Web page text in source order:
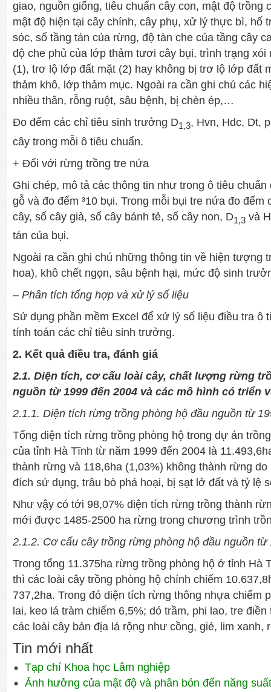
giao, nguồn giống, tiêu chuẩn cây con, mật độ trồng
mật độ hiện tại cây chính, cây phụ, xử lý thực bì, hố
sóc, số tầng tán của rừng, độ tàn che của tầng cây
độ che phủ của lớp thảm tươi cây bụi, trình trạng xói
(1), trơ lộ lớp đất mặt (2) hay không bị trơ lộ lớp đất
thảm khô, lớp thảm mục. Ngoài ra cần ghi chú các
nhiều thân, rỗng ruột, sâu bệnh, bị chèn ép,…
Đo đếm các chỉ tiêu sinh trưởng D1,3, Hvn, Hdc, Dt,
cây trong mỗi ô tiêu chuẩn.
+ Đối với rừng trồng tre nứa
Ghi chép, mô tả các thông tin như trong ô tiêu
gỗ và đo đếm ³10 bụi. Trong mỗi bụi tre nứa đo đếm
cây, số cây già, số cây bánh tẻ, số cây non, D1,3 và
tán của bụi.
Ngoài ra cần ghi chú những thông tin về hiện tượng
hoa), khô chết ngọn, sâu bệnh hại, mức độ sinh
– Phân tích tổng hợp và xử lý số liệu
Sử dụng phần mềm Excel để xử lý số liệu điều tra ô
tính toán các chỉ tiêu sinh trưởng.
2. Kết quả điều tra, đánh giá
2.1. Diện tích, cơ cấu loài cây, chất lượng rừng
nguồn từ 1999 đến 2004 và các mô hình có triển
2.1.1. Diện tích rừng trồng phòng hộ đầu nguồn từ
Tổng diện tích rừng trồng phòng hộ trong dự án
của tỉnh Hà Tĩnh từ năm 1999 đến 2004 là
thành rừng và 118,6ha (1,03%) không thành rừng do
đích sử dụng, trâu bò phá hoại, bị sạt lở đất và tỷ lệ
Như vậy có tới 98,07% diện tích rừng trồng thành
mới được 1485-2500 ha rừng trong chương trình
2.1.2. Cơ cấu cây trồng rừng phòng hộ đầu nguồn từ
Trong tổng 11.375ha rừng trồng phòng hộ ở tỉnh Hà
thì các loài cây trồng phòng hộ chính chiếm
737,2ha. Trong đó diện tích rừng thông nhựa chiếm
lai, keo lá tràm chiếm 6,5%; dó trầm, phi lao, tre
các loài cây bản địa lá rộng như cồng, giẻ, lim xanh,
Tin mới nhất
Tạp chí Khoa học Lâm nghiệp
Ảnh hưởng của mật độ và phân bón đến năng